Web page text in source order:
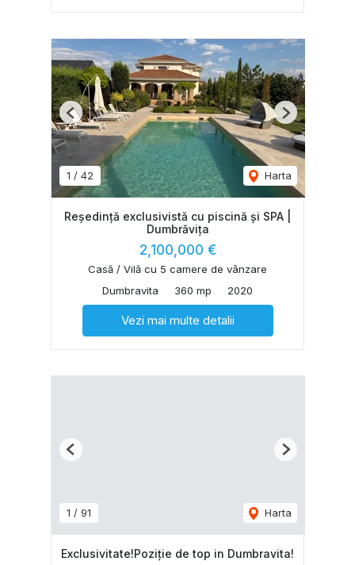
1 / 42 Harta
Previous Next
Reședință exclusivistă cu piscină și SPA |
Dumbrăvița
2,100,000 €
Casă / Vilă cu 5 camere de vânzare
Dumbravita
360 mp 2020
Vezi mai multe detalii
1 / 91 Harta
Previous Next
Exclusivitate!Poziție de top in Dumbravita!